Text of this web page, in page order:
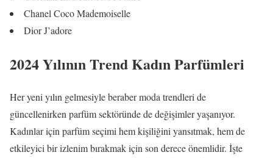
Chanel Coco Mademoiselle
Dior J’adore
2024 Yılının Trend Kadın Parfümleri
Her yeni yılın gelmesiyle beraber moda trendleri de
güncellenirken parfüm sektöründe de değişimler yaşanıyor.
Kadınlar için parfüm seçimi hem kişiliğini yansıtmak, hem de
etkileyici bir izlenim bırakmak için son derece önemlidir. İşte